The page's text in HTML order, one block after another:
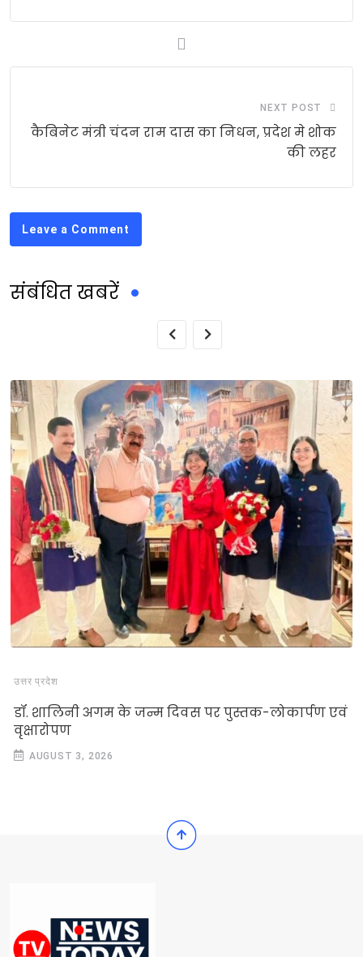
NEXT POST
कैबिनेट मंत्री चंदन राम दास का निधन, प्रदेश मे शोक
की लहर
Leave a Comment
संबंधित खबरें
उत्तर प्रदेश
डॉ. शालिनी अगम के जन्म दिवस पर पुस्तक-लोकार्पण एवं
वृक्षारोपण
AUGUST 3, 2026